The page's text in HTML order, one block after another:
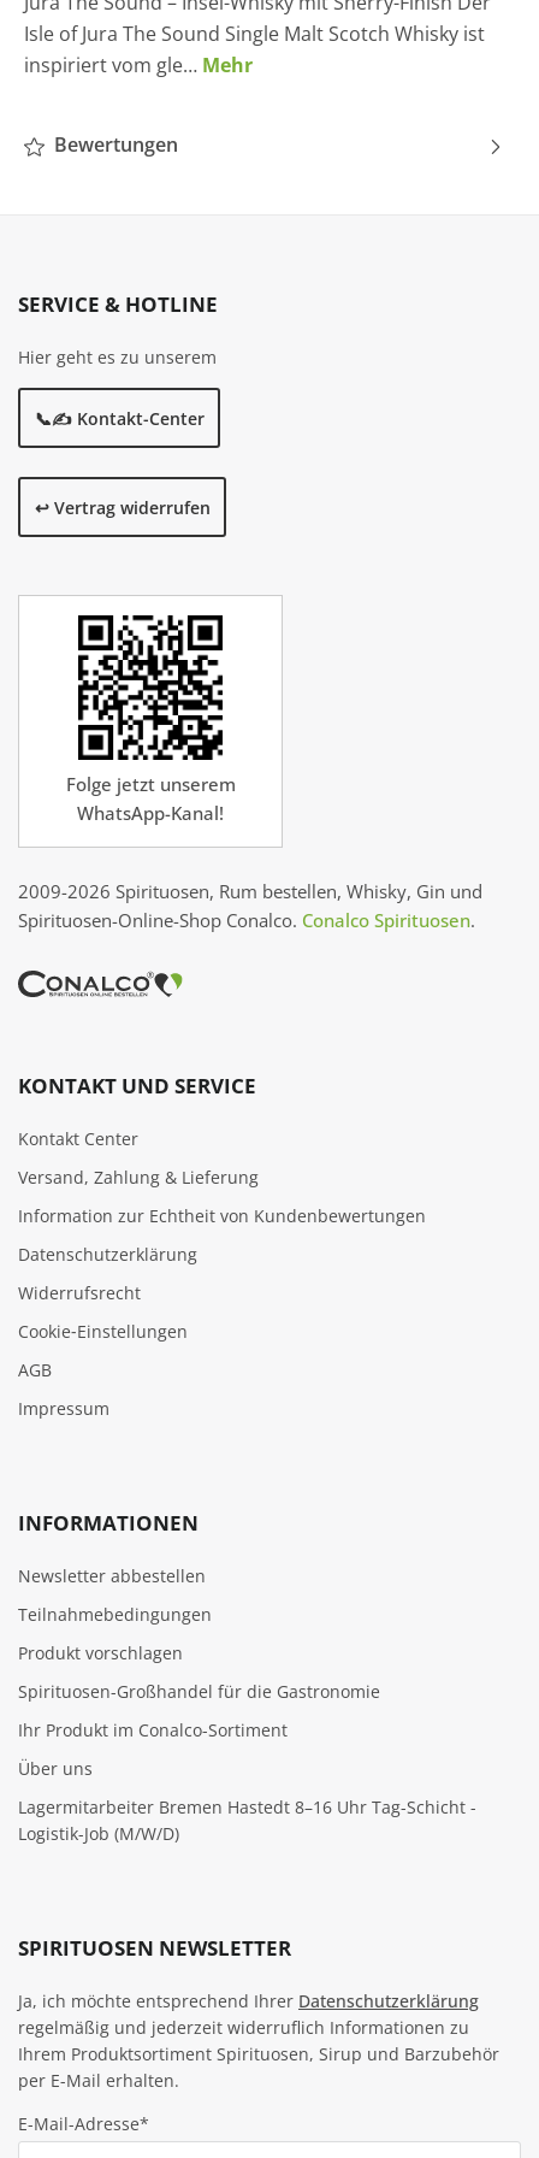
Isle of Jura The Sound Single Malt Scotch Whisky ist
inspiriert vom gle… Mehr
Bewertungen
SERVICE & HOTLINE
Hier geht es zu unserem
📞✍️ Kontakt-Center
↩️ Vertrag widerrufen
Folge jetzt unserem
WhatsApp-Kanal!
2009-2026 Spirituosen, Rum bestellen, Whisky, Gin und
Spirituosen-Online-Shop Conalco. Conalco Spirituosen.
KONTAKT UND SERVICE
Kontakt Center
Versand, Zahlung & Lieferung
Information zur Echtheit von Kundenbewertungen
Datenschutzerklärung
Widerrufsrecht
Cookie‑Einstellungen
AGB
Impressum
INFORMATIONEN
Newsletter abbestellen
Teilnahmebedingungen
Produkt vorschlagen
Spirituosen-Großhandel für die Gastronomie
Ihr Produkt im Conalco-Sortiment
Über uns
Lagermitarbeiter Bremen Hastedt 8–16 Uhr Tag-Schicht -
Logistik-Job (M/W/D)
SPIRITUOSEN NEWSLETTER
Ja, ich möchte entsprechend Ihrer Datenschutzerklärung
regelmäßig und jederzeit widerruflich Informationen zu
Ihrem Produktsortiment Spirituosen, Sirup und Barzubehör
per E-Mail erhalten.
E-Mail-Adresse*